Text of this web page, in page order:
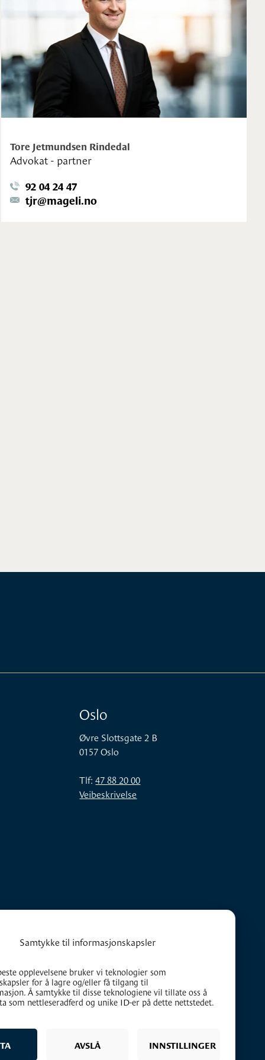
Tore Jetmundsen Rindedal
Advokat - partner
92 04 24 47
tjr@mageli.no
Oslo
Øvre Slottsgate 2 B
0157 Oslo
Tlf:47 88 20 00
Veibeskrivelse
Samtykke til informasjonskapsler
opplevelsene bruker vi teknologier som
for å lagre og/eller få tilgang til
Å samtykke til disse teknologiene vil tillate oss å
som nettleseradferd og unike ID-er på dette nettstedet.
AVSLÅ INNSTILLINGER